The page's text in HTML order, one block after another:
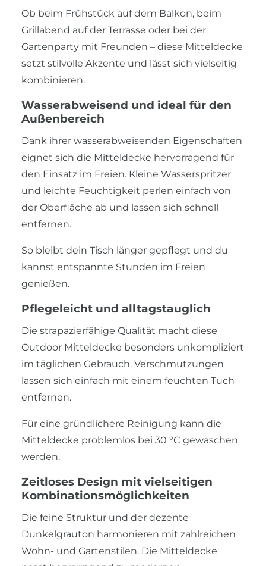
Ob beim Frühstück auf dem Balkon, beim
Grillabend auf der Terrasse oder bei der
Gartenparty mit Freunden – diese Mitteldecke
setzt stilvolle Akzente und lässt sich vielseitig
kombinieren.
Wasserabweisend und ideal für den
Außenbereich
Dank ihrer wasserabweisenden Eigenschaften
eignet sich die Mitteldecke hervorragend für
den Einsatz im Freien. Kleine Wasserspritzer
und leichte Feuchtigkeit perlen einfach von
der Oberfläche ab und lassen sich schnell
entfernen.
So bleibt dein Tisch länger gepflegt und du
kannst entspannte Stunden im Freien
genießen.
Pflegeleicht und alltagstauglich
Die strapazierfähige Qualität macht diese
Outdoor Mitteldecke besonders unkompliziert
im täglichen Gebrauch. Verschmutzungen
lassen sich einfach mit einem feuchten Tuch
entfernen.
Für eine gründlichere Reinigung kann die
Mitteldecke problemlos bei 30 °C gewaschen
werden.
Zeitloses Design mit vielseitigen
Kombinationsmöglichkeiten
Die feine Struktur und der dezente
Dunkelgrauton harmonieren mit zahlreichen
Wohn- und Gartenstilen. Die Mitteldecke